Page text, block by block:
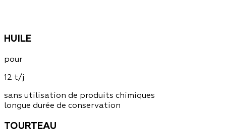
HUILE
pour
12 t/j
sans utilisation de produits chimiques
longue durée de conservation
TOURTEAU